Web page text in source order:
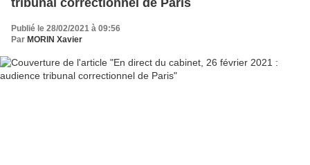
Publié le 28/02/2021 à 09:56
Par MORIN Xavier